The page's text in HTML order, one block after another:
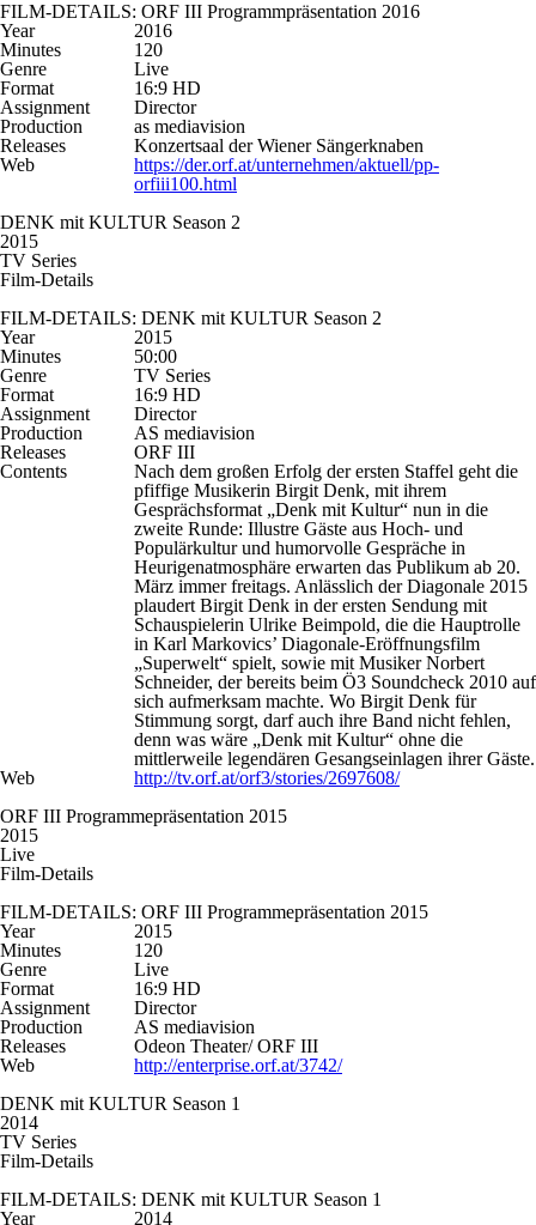
FILM-DETAILS: ORF III Programmpräsentation 2016
Year
2016
Minutes
120
Genre
Live
Format
16:9 HD
Assignment
Director
Production
as mediavision
Releases
Konzertsaal der Wiener Sängerknaben
Web
https://der.orf.at/unternehmen/aktuell/pp-
orfiii100.html
DENK mit KULTUR Season 2
2015
TV Series
Film-Details
FILM-DETAILS: DENK mit KULTUR Season 2
Year
2015
Minutes
50:00
Genre
TV Series
Format
16:9 HD
Assignment
Director
Production
AS mediavision
Releases
ORF III
Contents
Nach dem großen Erfolg der ersten Staffel geht die
pfiffige Musikerin Birgit Denk, mit ihrem
Gesprächsformat „Denk mit Kultur“ nun in die
zweite Runde: Illustre Gäste aus Hoch- und
Populärkultur und humorvolle Gespräche in
Heurigenatmosphäre erwarten das Publikum ab 20.
März immer freitags. Anlässlich der Diagonale 2015
plaudert Birgit Denk in der ersten Sendung mit
Schauspielerin Ulrike Beimpold, die die Hauptrolle
in Karl Markovics’ Diagonale-Eröffnungsfilm
„Superwelt“ spielt, sowie mit Musiker Norbert
Schneider, der bereits beim Ö3 Soundcheck 2010 auf
sich aufmerksam machte. Wo Birgit Denk für
Stimmung sorgt, darf auch ihre Band nicht fehlen,
denn was wäre „Denk mit Kultur“ ohne die
mittlerweile legendären Gesangseinlagen ihrer Gäste.
Web
http://tv.orf.at/orf3/stories/2697608/
ORF III Programmepräsentation 2015
2015
Live
Film-Details
FILM-DETAILS: ORF III Programmepräsentation 2015
Year
2015
Minutes
120
Genre
Live
Format
16:9 HD
Assignment
Director
Production
AS mediavision
Releases
Odeon Theater/ ORF III
Web
http://enterprise.orf.at/3742/
DENK mit KULTUR Season 1
2014
TV Series
Film-Details
FILM-DETAILS: DENK mit KULTUR Season 1
Year
2014